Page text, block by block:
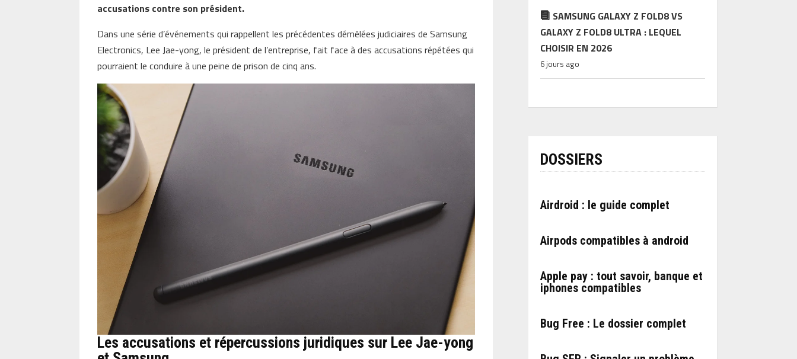
accusations contre son président.
Dans une série d’événements qui rappellent les précédentes démêlées judiciaires de Samsung
Electronics, Lee Jae-yong, le président de l’entreprise, fait face à des accusations répétées qui
pourraient le conduire à une peine de prison de cinq ans.
Les accusations et répercussions juridiques sur Lee Jae-yong
SAMSUNG GALAXY Z FOLD8 VS
GALAXY Z FOLD8 ULTRA : LEQUEL
CHOISIR EN 2026
6 jours ago
DOSSIERS
Airdroid : le guide complet
Airpods compatibles à android
Apple pay : tout savoir, banque et
iphones compatibles
Bug Free : Le dossier complet